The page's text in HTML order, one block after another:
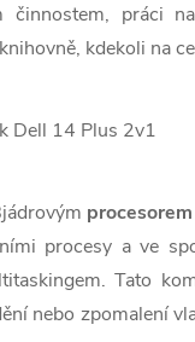
práci
kdekoli na
procesy a ve
Tato
nebo zpomalení